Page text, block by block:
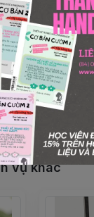
vụ khác